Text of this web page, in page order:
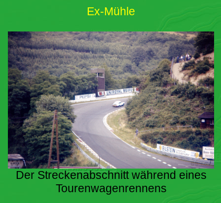
Ex-Mühle
Der Streckenabschnitt während eines
Tourenwagenrennens